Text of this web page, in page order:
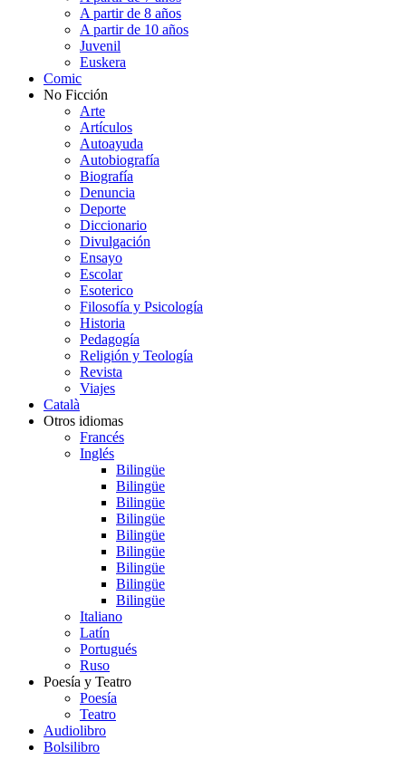
A partir de 8 años
A partir de 10 años
Juvenil
Euskera
Comic
No Ficción
Arte
Artículos
Autoayuda
Autobiografía
Biografía
Denuncia
Deporte
Diccionario
Divulgación
Ensayo
Escolar
Esoterico
Filosofía y Psicología
Historia
Pedagogía
Religión y Teología
Revista
Viajes
Català
Otros idiomas
Francés
Inglés
Bilingüe
Bilingüe
Bilingüe
Bilingüe
Bilingüe
Bilingüe
Bilingüe
Bilingüe
Bilingüe
Italiano
Latín
Portugués
Ruso
Poesía y Teatro
Poesía
Teatro
Audiolibro
Bolsilibro